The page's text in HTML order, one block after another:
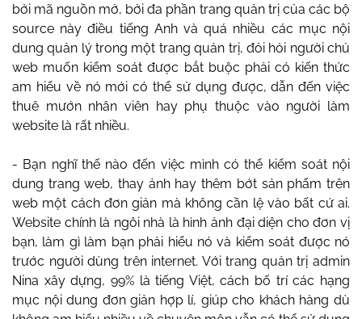
bởi mã nguồn mở, bởi đa phần trang quản trị của các bộ
source này điều tiếng Anh và quá nhiều các mục nội
dung quản lý trong một trang quản trị, đỏi hỏi người chủ
web muốn kiểm soát được bắt buộc phải có kiến thức
am hiểu về nó mới có thể sử dụng được, dẫn đến việc
thuê mướn nhân viên hay phụ thuộc vào người làm
website là rất nhiều.
- Bạn nghĩ thế nào đến việc mình có thể kiểm soát nội
dung trang web, thay ảnh hay thêm bớt sản phẩm trên
web một cách đơn giản mà không cần lệ vào bất cứ ai.
Website chính là ngôi nhà là hình ảnh đại diện cho đơn vị
bạn, làm gì làm bạn phải hiểu nó và kiểm soát được nó
trước người dùng trên internet. Với trang quản trị admin
Nina xây dựng, 99% là tiếng Việt, cách bố trí các hạng
mục nội dung đơn giản hợp lí, giúp cho khách hàng dù